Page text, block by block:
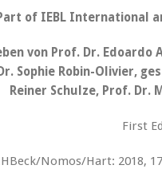
of IEBL International
von Prof. Dr.
Sophie Robin-Olivier,
Reiner Schulze, Prof. Dr.
First
Nomos/Hart: 2018,